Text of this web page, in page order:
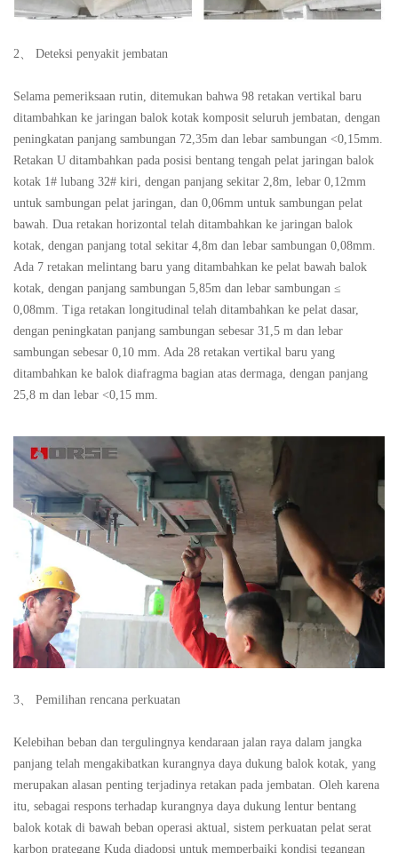
2、 Deteksi penyakit jembatan
Selama pemeriksaan rutin, ditemukan bahwa 98 retakan vertikal baru
ditambahkan ke jaringan balok kotak komposit seluruh jembatan, dengan
peningkatan panjang sambungan 72,35m dan lebar sambungan <0,15mm.
Retakan U ditambahkan pada posisi bentang tengah pelat jaringan balok
kotak 1# lubang 32# kiri, dengan panjang sekitar 2,8m, lebar 0,12mm
untuk sambungan pelat jaringan, dan 0,06mm untuk sambungan pelat
bawah. Dua retakan horizontal telah ditambahkan ke jaringan balok
kotak, dengan panjang total sekitar 4,8m dan lebar sambungan 0,08mm.
Ada 7 retakan melintang baru yang ditambahkan ke pelat bawah balok
kotak, dengan panjang sambungan 5,85m dan lebar sambungan ≤
0,08mm. Tiga retakan longitudinal telah ditambahkan ke pelat dasar,
dengan peningkatan panjang sambungan sebesar 31,5 m dan lebar
sambungan sebesar 0,10 mm. Ada 28 retakan vertikal baru yang
ditambahkan ke balok diafragma bagian atas dermaga, dengan panjang
25,8 m dan lebar <0,15 mm.
3、 Pemilihan rencana perkuatan
Kelebihan beban dan tergulingnya kendaraan jalan raya dalam jangka
panjang telah mengakibatkan kurangnya daya dukung balok kotak, yang
merupakan alasan penting terjadinya retakan pada jembatan. Oleh karena
itu, sebagai respons terhadap kurangnya daya dukung lentur bentang
balok kotak di bawah beban operasi aktual, sistem perkuatan pelat serat
karbon prategang Kuda diadopsi untuk memperbaiki kondisi tegangan